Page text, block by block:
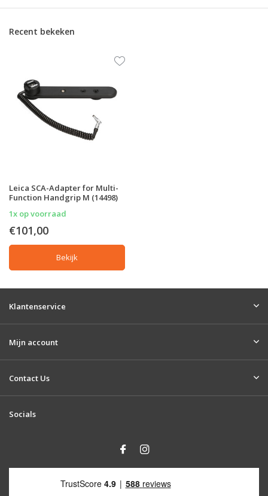
Recent bekeken
Leica SCA-Adapter for Multi-
Function Handgrip M (14498)
1x op voorraad
€101,00
Bekijk
Klantenservice
Mijn account
Contact Us
Socials